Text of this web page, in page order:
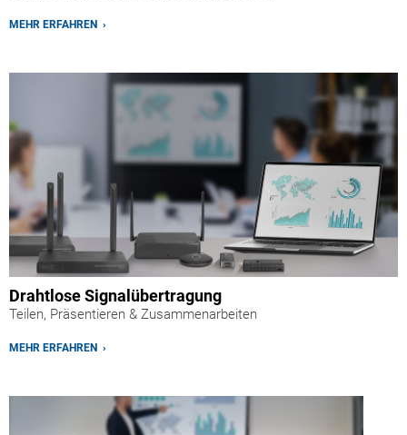
MEHR ERFAHREN ›
Drahtlose Signalübertragung
Teilen, Präsentieren & Zusammenarbeiten
MEHR ERFAHREN ›